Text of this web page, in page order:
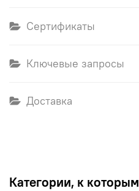
Сертификаты
Ключевые запросы
Доставка
Категории, к